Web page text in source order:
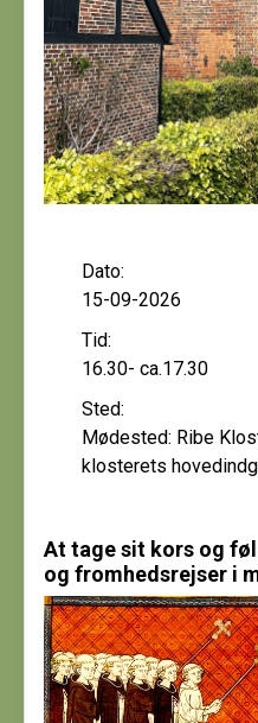
Dato:
15-09-2026
Tid:
16.30- ca.17.30
Sted:
Mødested: Ribe
klosterets
At tage sit kors og
og fromhedsrejser i